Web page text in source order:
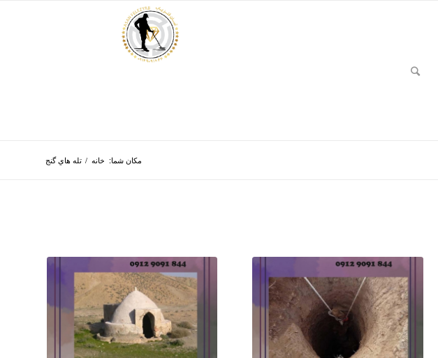
مکان شما: خانه / تله هاي گنج